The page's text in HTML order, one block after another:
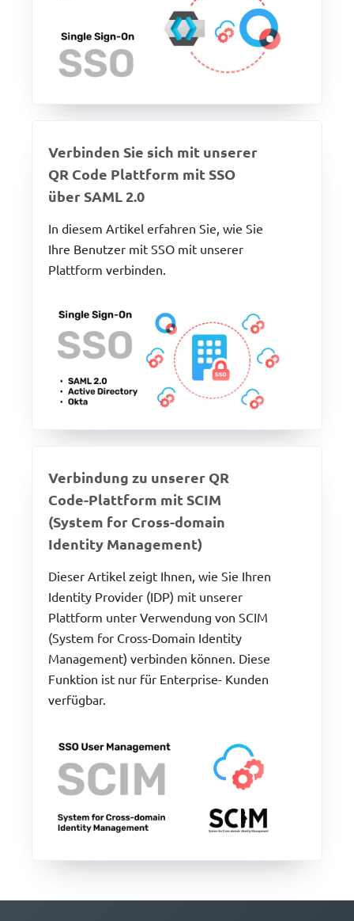
Verbinden Sie sich mit unserer
QR Code Plattform mit SSO
über SAML 2.0
In diesem Artikel erfahren Sie, wie Sie
Ihre Benutzer mit SSO mit unserer
Plattform verbinden.
Verbindung zu unserer QR
Code-Plattform mit SCIM
(System for Cross-domain
Identity Management)
Dieser Artikel zeigt Ihnen, wie Sie Ihren
Identity Provider (IDP) mit unserer
Plattform unter Verwendung von SCIM
(System for Cross-Domain Identity
Management) verbinden können. Diese
Funktion ist nur für Enterprise- Kunden
verfügbar.